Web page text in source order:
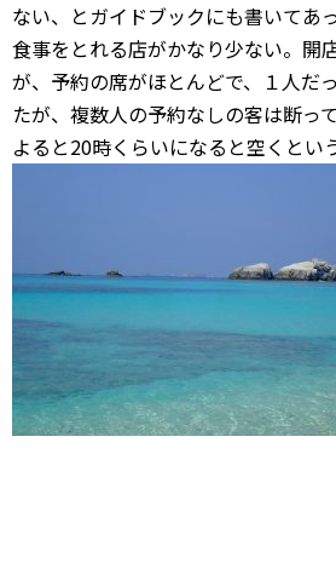
ない、とガイドブックにも書いてあ
食事をとれる店がかなり少ない。開
が、予約の席がほとんどで、１人だ
たが、複数人の予約なしの客は断っ
よると20時くらいになると空くという